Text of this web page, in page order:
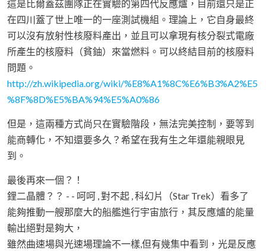
這是比爾蓋茲團隊正在實驗的第四代反應爐，目前還只是正
在四川蓋了世上唯一的一座測試機組。理論上，它自身最終
可以沒有放射性核廢料產出，並且可以拿現有核分裂式電廠
所產生的核廢料（貧鈾）來當燃料。可以終結目前的核廢料
問題。
http://zh.wikipedia.org/wiki/%E8%A1%8C%E6%B3%A2%E5
%8F%8D%E5%BA%94%E5%A0%86
但是，這兩種方式尚只在實驗階段，無法完美控制，要等到
能商轉化，不知還要多久？希望在我有生之年還能親眼見
到。
最後再來一個？！
鋰二晶體？？ - - 呵呵 , 對不起 , 科幻片（Star Trek）看多了
能夠推動一艘那麼大的船艦進行宇宙旅行，其反應爐的能量
輸出絕對是夠大，
雖然曲速場與光速場理論不一樣,但有幾集中看到，光是反應